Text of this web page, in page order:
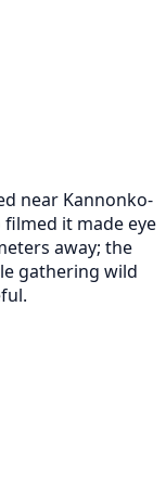
near Kannonko-
filmed it made eye
away; the
gathering wild